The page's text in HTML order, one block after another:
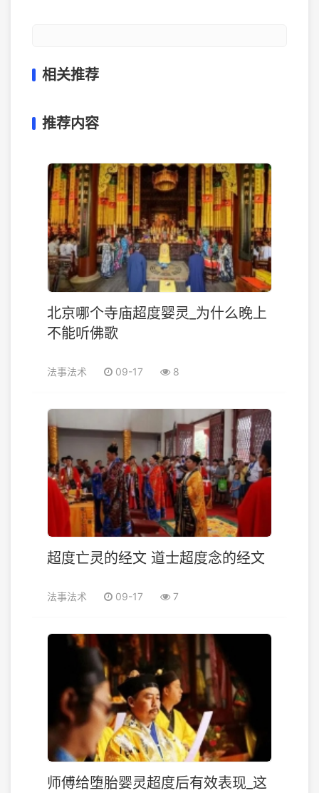
相关推荐
推荐内容
北京哪个寺庙超度婴灵_为什么晚上
不能听佛歌
法事法术 09-17 8
超度亡灵的经文 道士超度念的经文
法事法术 09-17 7
师傅给堕胎婴灵超度后有效表现_这